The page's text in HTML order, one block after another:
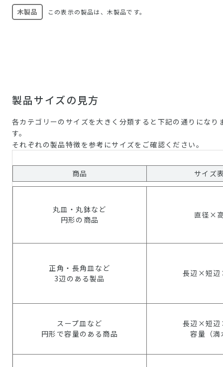
木製品 この表示の製品は、木製品です。
製品サイズの見方
各カテゴリーのサイズを大きく分類すると下記の通りになり
す。
それぞれの製品特徴を参考にサイズをご確認ください。
商品 サイズ
丸皿・丸鉢など
円形の商品
直径×
正角・長角皿など
3辺のある製品
長辺×短
スープ皿など
円形で容量のある商品
長辺×短
容量（満